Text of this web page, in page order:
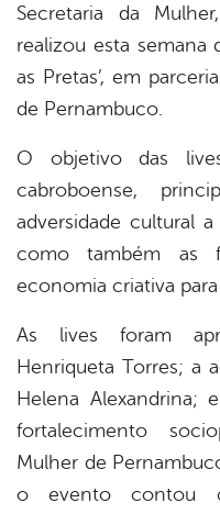
Secretaria da
realizou esta semana
as Pretas’, em
de Pernambuco.
O objetivo das
cabroboense,
adversidade cultural
como também as
economia criativa
As lives foram
Henriqueta Torres; a
Helena Alexandrina;
fortalecimento
Mulher de
o evento contou